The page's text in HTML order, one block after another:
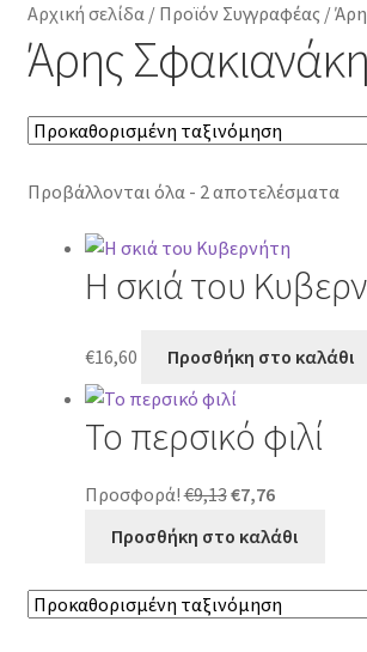
Κατηγορίες Βιβλίων
Αρχική σελίδα/ Προϊόν Συγγραφέας /
Άρης
Προβάλλονται όλα - 2 αποτελέσματα
Η σκιά του
€16,60 Προσθήκη στο καλάθι
Το περσικό φιλί
Προσφορά!€9,13Original
€7,76Η
τρέχουσα
€7,76.
Προσθήκη στο καλάθι